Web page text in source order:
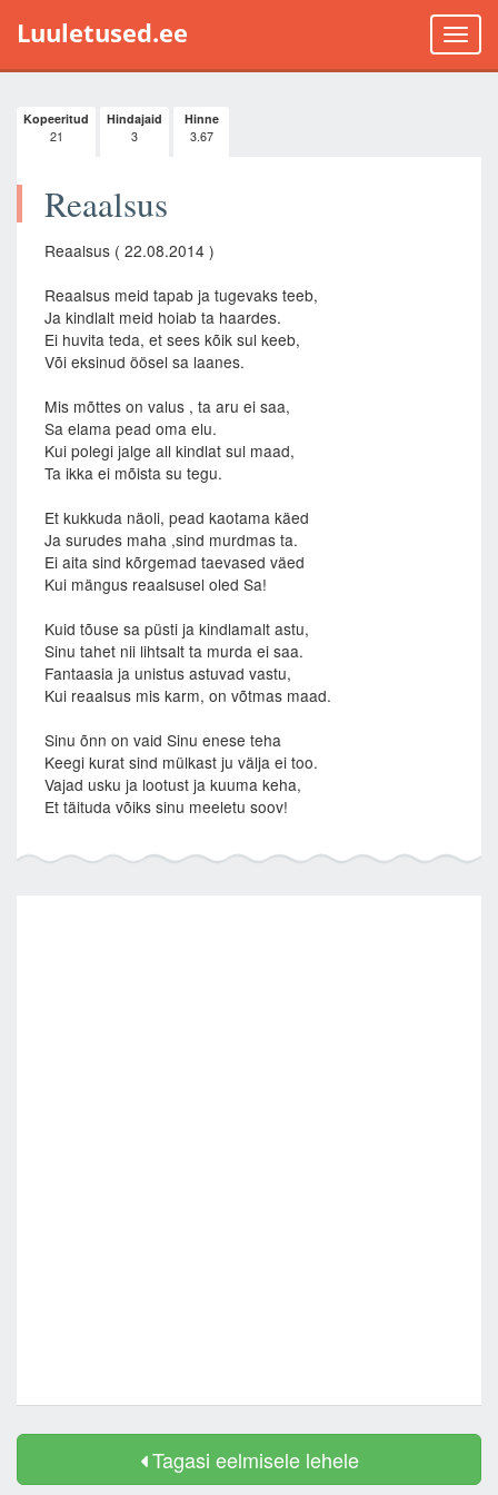
Luuletused.ee
Toggle
Kopeeritud
21
Hindajaid
3
Hinne
3.67
Reaalsus
Reaalsus ( 22.08.2014 )
Reaalsus meid tapab ja tugevaks teeb,
Ja kindlalt meid hoiab ta haardes.
Ei huvita teda, et sees kõik sul keeb,
Või eksinud öösel sa laanes.
Mis mõttes on valus , ta aru ei saa,
Sa elama pead oma elu.
Kui polegi jalge all kindlat sul maad,
Ta ikka ei mõista su tegu.
Et kukkuda näoli, pead kaotama käed
Ja surudes maha ,sind murdmas ta.
Ei aita sind kõrgemad taevased väed
Kui mängus reaalsusel oled Sa!
Kuid tõuse sa püsti ja kindlamalt astu,
Sinu tahet nii lihtsalt ta murda ei saa.
Fantaasia ja unistus astuvad vastu,
Kui reaalsus mis karm, on võtmas maad.
Sinu õnn on vaid Sinu enese teha
Keegi kurat sind mülkast ju välja ei too.
Vajad usku ja lootust ja kuuma keha,
Et täituda võiks sinu meeletu soov!
Tagasi eelmisele lehele